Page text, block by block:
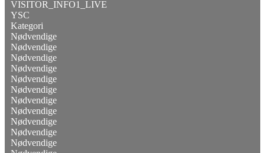
VISITOR_INFO1_LIVE
YSC
Kategori
Nødvendige
Nødvendige
Nødvendige
Nødvendige
Nødvendige
Nødvendige
Nødvendige
Nødvendige
Nødvendige
Nødvendige
Nødvendige